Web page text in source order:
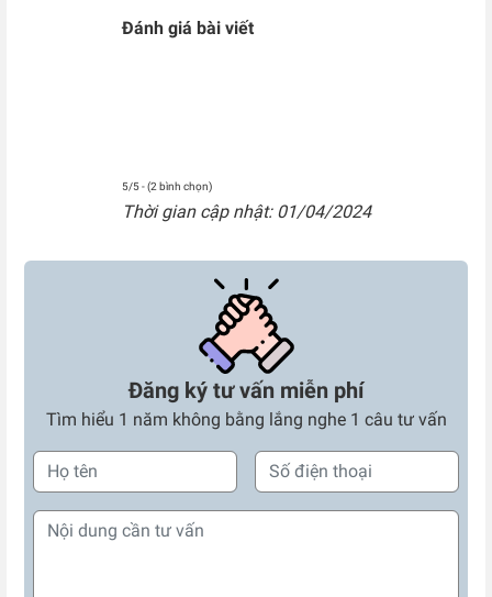
Đánh giá bài viết
5/5 - (2 bình chọn)
Thời gian cập nhật: 01/04/2024
Đăng ký tư vấn miễn phí
Tìm hiểu 1 năm không bằng lắng nghe 1 câu tư vấn